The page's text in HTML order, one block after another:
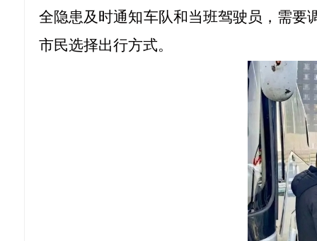
全隐患及时通知车队和当班驾驶员，需要
市民选择出行方式。